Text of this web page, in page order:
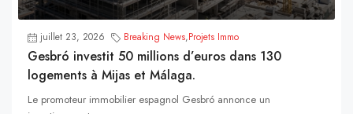
juillet 23, 2026 Breaking News,Projets Immo
Gesbró investit 50 millions d’euros dans 130
logements à Mijas et Málaga.
Le promoteur immobilier espagnol Gesbró annonce un